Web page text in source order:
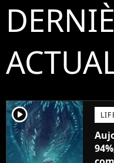
player2